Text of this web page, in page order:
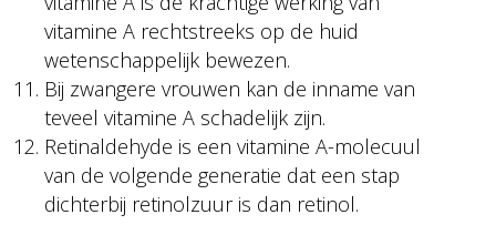
vitamine A rechtstreeks op de huid
wetenschappelijk bewezen.
Bij zwangere vrouwen kan de inname van
teveel vitamine A schadelijk zijn.
Retinaldehyde is een vitamine A-molecuul
van de volgende generatie dat een stap
dichterbij retinolzuur is dan retinol.